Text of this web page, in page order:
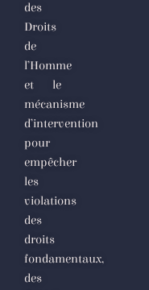
des
Droits
de
l’Homme
et le
mécanisme
d’intervention
pour
empêcher
les
violations
des
droits
fondamentaux,
des